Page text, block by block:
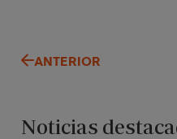
ANTERIOR
Noticias